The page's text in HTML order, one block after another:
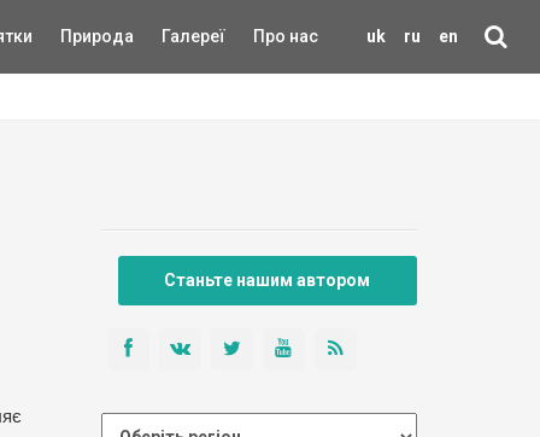
uk ru en
Природа Галереї Про нас
Станьте нашим автором